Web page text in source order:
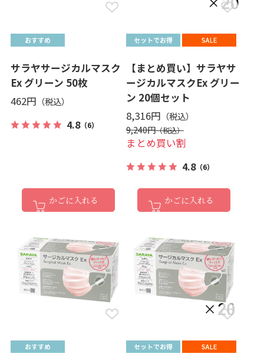
サラヤサージカルマスク
Ex グリーン 50枚
462円
4.8（6）
かごに入れる
【まとめ買い】サラヤサ
ージカルマスクEx グリー
ン 20個セット
8,316円
9,240円
まとめ買い割
4.8（6）
かごに入れる